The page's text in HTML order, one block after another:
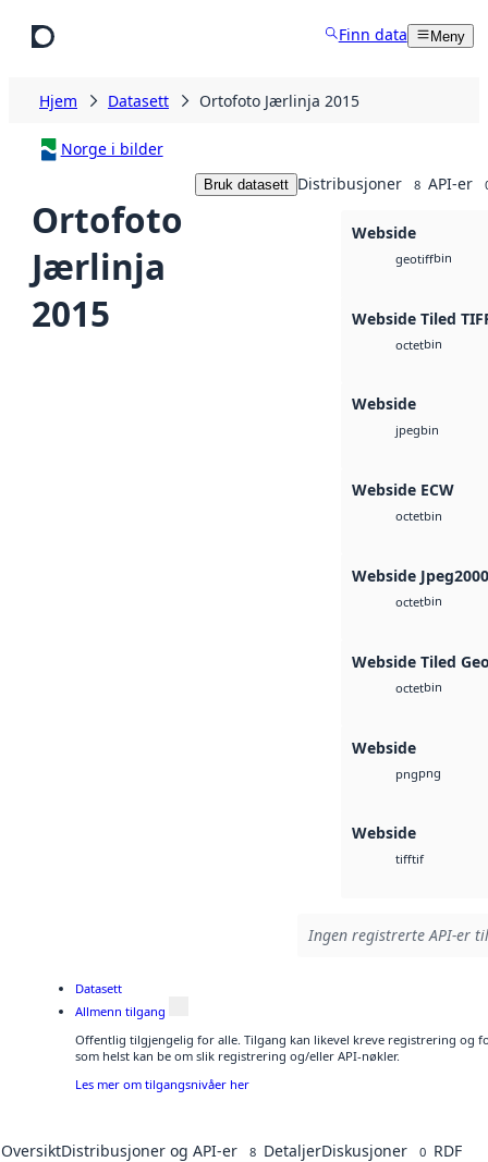
Finn data Meny
Hjem Datasett Ortofoto Jærlinja 2015
Norge i bilder
Ortofoto
Jærlinja
2015
Bruk datasett Distribusjoner 8 API-er
Webside
geotiffbin
Webside Tiled
octetbin
Webside
jpegbin
Webside ECW
octetbin
Webside Jpeg2000
octetbin
Webside Tiled
octetbin
Webside
pngpng
Webside
tifftif
Ingen registrerte API-er
Datasett
Allmenn tilgang
Offentlig tilgjengelig for alle. Tilgang kan likevel kreve registrering og
som helst kan be om slik registrering og/eller API-nøkler.
Les mer om tilgangsnivåer her
OversiktDistribusjoner og API-er 8 DetaljerDiskusjoner 0 RDF